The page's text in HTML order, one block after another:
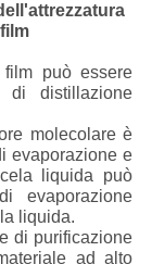
film può essere
di distillazione
molecolare è
evaporazione e
liquida può
evaporazione
liquida.
di purificazione
ad alto